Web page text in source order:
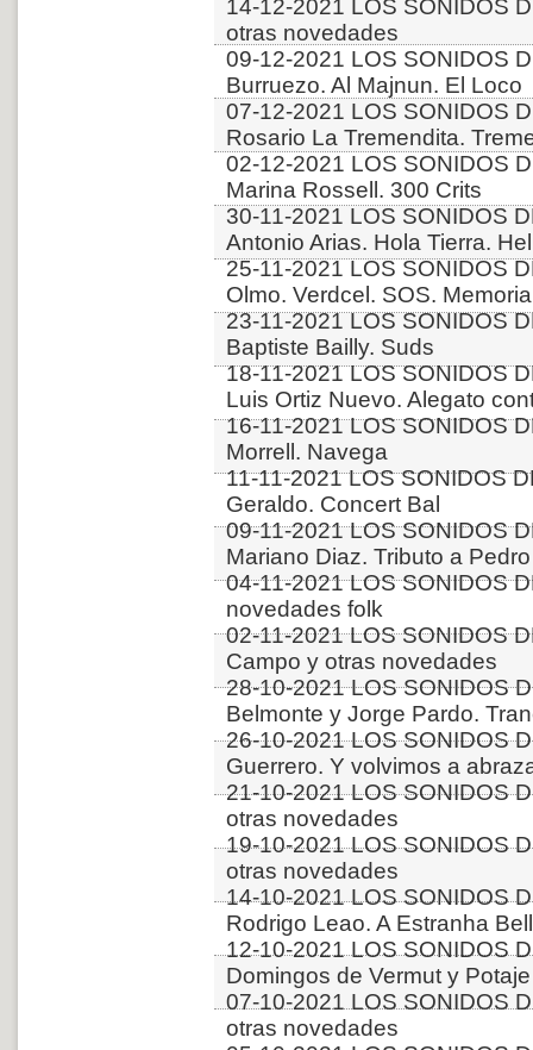
14-12-2021 LOS SONIDOS
otras novedades
09-12-2021 LOS SONIDOS
Burruezo. Al Majnun. El Loco
07-12-2021 LOS SONIDOS
Rosario La Tremendita.
02-12-2021 LOS SONIDOS
Marina Rossell. 300 Crits
30-11-2021 LOS SONIDOS
Antonio Arias. Hola Tierra.
25-11-2021 LOS SONIDOS
Olmo. Verdcel. SOS.
23-11-2021 LOS SONIDOS
Baptiste Bailly. Suds
18-11-2021 LOS SONIDOS
Luis Ortiz Nuevo. Alegato
16-11-2021 LOS SONIDOS
Morrell. Navega
11-11-2021 LOS SONIDOS
Geraldo. Concert Bal
09-11-2021 LOS SONIDOS
Mariano Diaz. Tributo a
04-11-2021 LOS SONIDOS
novedades folk
02-11-2021 LOS SONIDOS
Campo y otras novedades
28-10-2021 LOS SONIDOS
Belmonte y Jorge Pardo.
26-10-2021 LOS SONIDOS
Guerrero. Y volvimos a
21-10-2021 LOS SONIDOS
otras novedades
19-10-2021 LOS SONIDOS
otras novedades
14-10-2021 LOS SONIDOS
Rodrigo Leao. A Estranha
12-10-2021 LOS SONIDOS
Domingos de Vermut y Potaje
07-10-2021 LOS SONIDOS
otras novedades